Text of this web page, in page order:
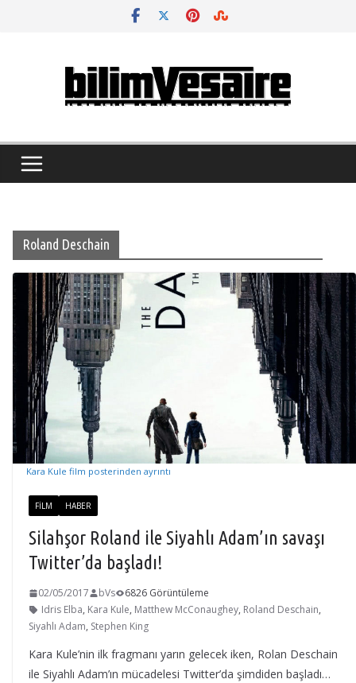
Roland Deschain
Kara Kule film posterinden ayrıntı
FILM HABER
Silahşor Roland ile Siyahlı Adam’ın savaşı
Twitter’da başladı!
02/05/2017 bVs
6826 Görüntüleme
Idris Elba, Kara Kule, Matthew McConaughey, Roland Deschain,
Siyahlı Adam, Stephen King
Kara Kule’nin ilk fragmanı yarın gelecek iken, Rolan Deschain
ile Siyahlı Adam’ın mücadelesi Twitter’da şimdiden başladı…